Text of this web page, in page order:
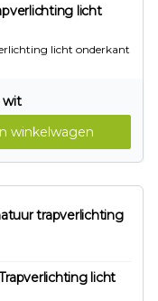
licht
licht onderkant
wit
winkelwagen
trapverlichting
licht